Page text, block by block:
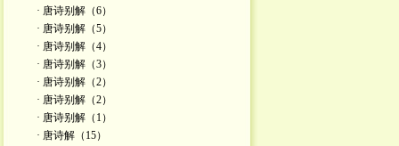
· 唐诗别解（6）
· 唐诗别解（5）
· 唐诗别解（4）
· 唐诗别解（3）
· 唐诗别解（2）
· 唐诗别解（2）
· 唐诗别解（1）
· 唐诗解（15）